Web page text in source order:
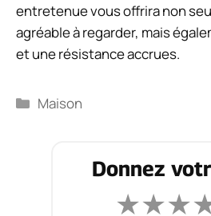
entretenue vous offrira non
agréable à regarder, mais
et une résistance accrues.
Catégories
Maison
Donnez
★★★